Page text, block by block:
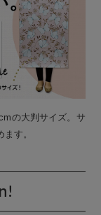
の大判サイズ。サ
す。